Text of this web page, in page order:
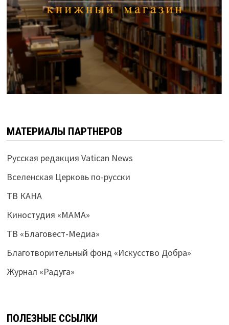
МАТЕРИАЛЫ ПАРТНЕРОВ
Русская редакция Vatican News
Вселенская Церковь по-русски
ТВ КАНА
Киностудия «МАМА»
ТВ «Благовест-Медиа»
Благотворительный фонд «Искусство Добра»
Журнал «Радуга»
ПОЛЕЗНЫЕ ССЫЛКИ